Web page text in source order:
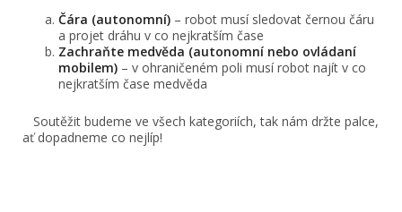
Čára (autonomní) – robot musí sledovat černou čáru
a projet dráhu v co nejkratším čase
Zachraňte medvěda (autonomní nebo ovládaní
mobilem) – v ohraničeném poli musí robot najít v co
nejkratším čase medvěda
Soutěžit budeme ve všech kategoriích, tak nám držte palce,
ať dopadneme co nejlíp!